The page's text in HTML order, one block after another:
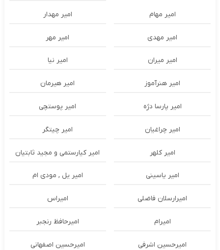
امیر مهام امیر مهدار
امیر مهدی امیر مهر
امیر میران امیر نیا
امیر هنرآموز امیر هیرمان
امیر پارسا دژه امیر پوستچی
امیر چراغیان امیر چیتگر
امیر کلهر امیر کیارستمی و مجید ثابتیان
امیر یاسینی امیر یل , مودی ام
امیرارسلان فاضلی امیراس
امیرام امیرحافظ رنجبر
امیرحسین اشرفی امیرحسین اصفهانی